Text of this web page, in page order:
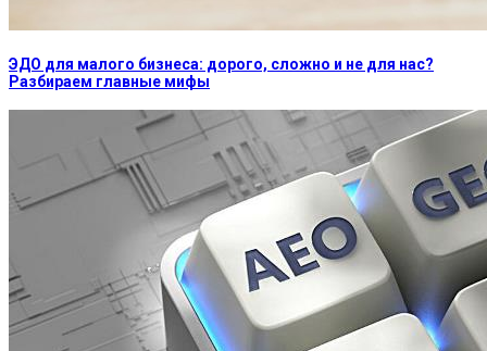
ЭДО для малого бизнеса: дорого, сложно и не для нас?
Разбираем главные мифы